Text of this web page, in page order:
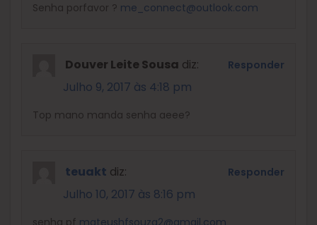
Senha porfavor ? me_connect@outlook.com
Douver Leite Sousa diz:
Julho 9, 2017 às 4:18 pm
Top mano manda senha aeee?
Responder
teuakt diz:
Julho 10, 2017 às 8:16 pm
Responder